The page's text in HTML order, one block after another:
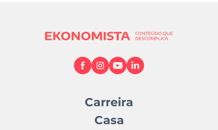
Carreira
Casa